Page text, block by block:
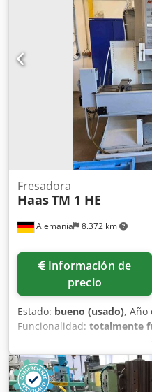
Alemania 8.372 km
Fresadora
HaasTM 1 HE
Información de
precio
Estado: bueno (usado), Año
Funcionalidad: totalmente
Haas TM 1 HE, año de
recorrido X/Y/Z de 762/305/
1213 x 267 mm, Dkjdpfx
del husillo hasta 4.000 rpm,